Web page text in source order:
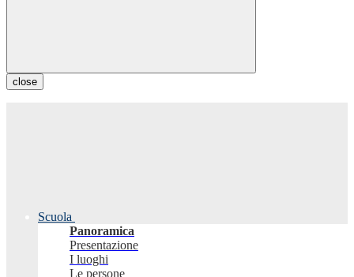
close
Scuola
Panoramica
Presentazione
I luoghi
Le persone